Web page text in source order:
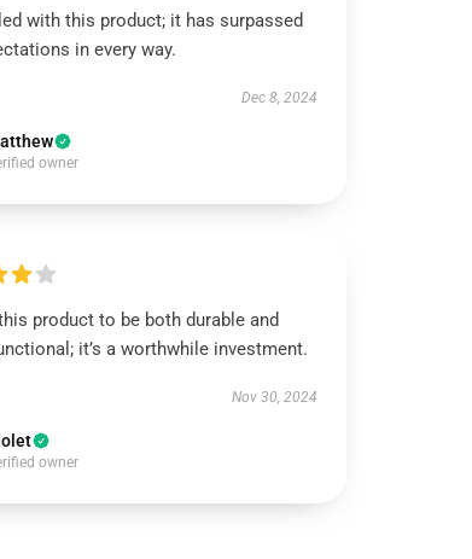
with this product; it has surpassed
in every way.
Dec 8, 2024
owner
product to be both durable and
it’s a worthwhile investment.
Nov 30, 2024
owner